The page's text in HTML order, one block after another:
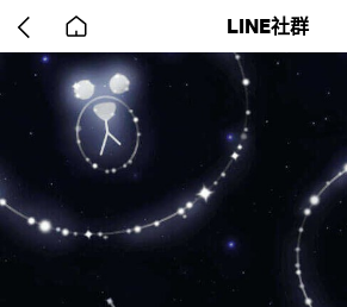
back
to
home
LINE社群